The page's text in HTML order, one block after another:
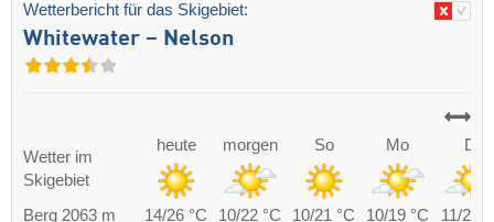
Wetterbericht für das Skigebiet:
Whitewater – Nelson
Wetter im
Skigebiet
heute morgen So Mo Di
Berg 2063 m 14/26 °C 10/22 °C 10/21 °C 10/19 °C
11/21